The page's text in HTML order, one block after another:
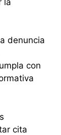
denuncia
con
cita